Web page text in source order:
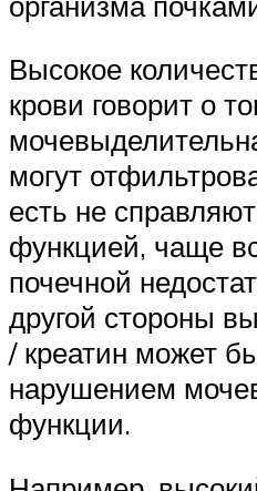
Высокое
крови говорит о
могут
есть не
функцией, чаще
почечной
другой стороны
/ креатин может
нарушением
функции.